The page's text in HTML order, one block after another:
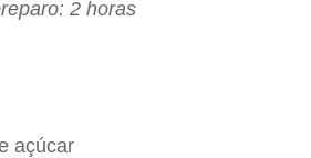
2 horas
açúcar